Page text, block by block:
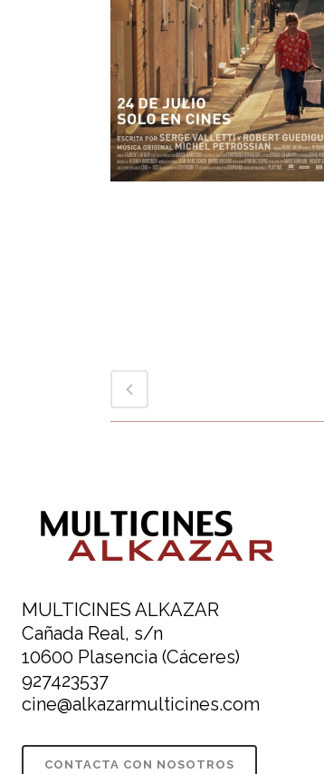
MULTICINES ALKAZAR
Cañada Real, s/n
10600 Plasencia (Cáceres)
927423537
cine@alkazarmulticines.com
CONTACTA CON NOSOTROS